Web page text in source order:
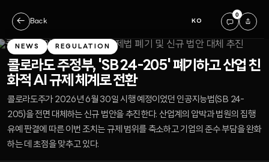
← Back KO
0
NEWS REGULATION
콜로라도 주정부, 'SB 24-205' 폐기하고 산업 친
화적 AI 규제 체계로 전환
콜로라도주가 2026년 6월 30일 시행 예정이었던 인공지능법(SB 24-
205)을 전면 대체하는 신규 법안을 추진한다. 산업계의 압박과 법원의 집행
유예 판결에 따른 이번 조치는 규제 범위를 축소하고 기업의 준수 부담을 완화
하는 데 초점을 맞추고 있다.